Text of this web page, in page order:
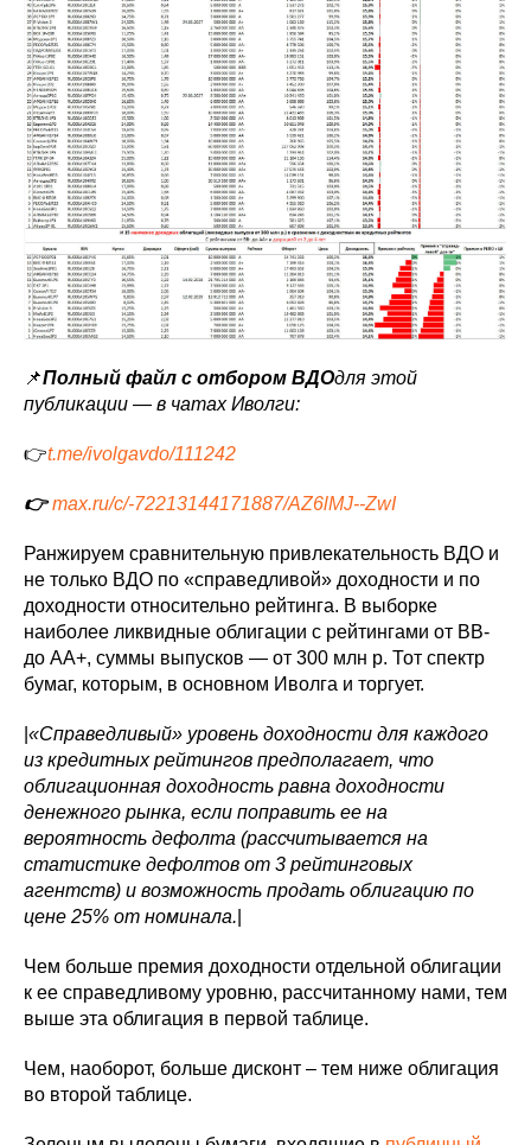
📌Полный файл с отбором ВДОдля этой
публикации — в чатах Иволги:
👉t.me/ivolgavdo/111242
👉max.ru/c/-72213144171887/AZ6lMJ--ZwI
Ранжируем сравнительную привлекательность ВДО и
не только ВДО по «справедливой» доходности и по
доходности относительно рейтинга. В выборке
наиболее ликвидные облигации с рейтингами от BB-
до AA+, суммы выпусков — от 300 млн р. Тот спектр
бумаг, которым, в основном Иволга и торгует.
«Справедливый» уровень доходности для каждого
из кредитных рейтингов предполагает, что
облигационная доходность равна доходности
денежного рынка, если поправить ее на
вероятность дефолта (рассчитывается на
статистике дефолтов от 3 рейтинговых
агентств) и возможность продать облигацию по
цене 25% от номинала.
Чем больше премия доходности отдельной облигации
к ее справедливому уровню, рассчитанному нами, тем
выше эта облигация в первой таблице.
Чем, наоборот, больше дисконт – тем ниже облигация
во второй таблице.